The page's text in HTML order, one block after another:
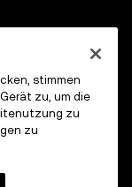
stimmen
zu, um die
zu
zu